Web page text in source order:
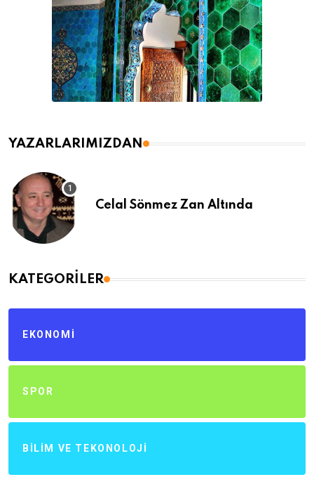
YAZARLARIMIZDAN
Celal Sönmez Zan Altında
KATEGORILER
EKONOMI
SPOR
BILIM VE TEKONOLOJI